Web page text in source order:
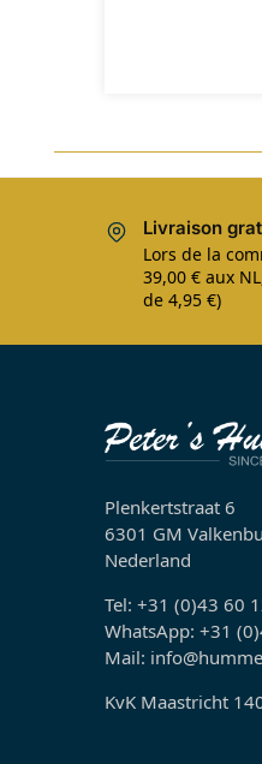
Livraison
Lors de la
39,00 € aux
de 4,95 €)
Plenkertstraat 6
6301 GM
Nederland
Tel: +31 (0)43 60
WhatsApp: +31
Mail:
KvK Maastricht